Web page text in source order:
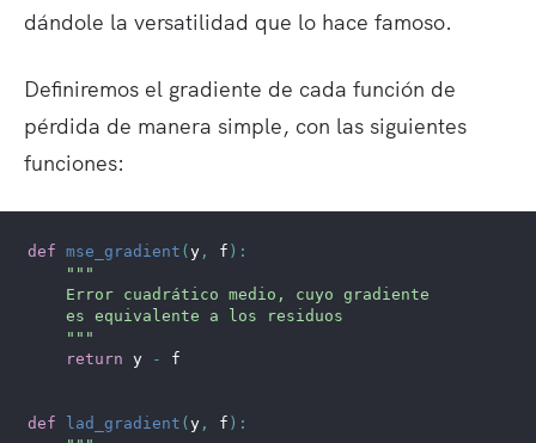
dándole la versatilidad que lo hace famoso.
Definiremos el gradiente de cada función de
pérdida de manera simple, con las siguientes
funciones:
def mse_gradient ( y , f ) :
"""
    Error cuadrático medio, cuyo gradiente
    es equivalente a los residuos
    """
return y - f
def lad_gradient ( y , f ) :